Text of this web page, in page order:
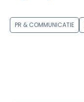
PR & COMMUNICATIE